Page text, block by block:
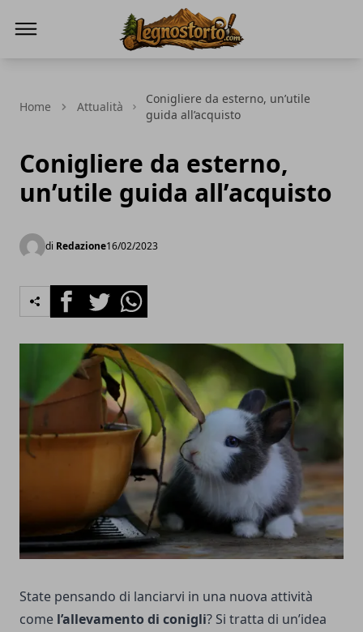
Home Attualità
Conigliere da esterno, un’utile
guida all’acquisto
Conigliere da esterno,
un’utile guida all’acquisto
di Redazione16/02/2023
FacebookTwitterWhatsapp
State pensando di lanciarvi in una nuova attività
come l’allevamento di conigli? Si tratta di un’idea